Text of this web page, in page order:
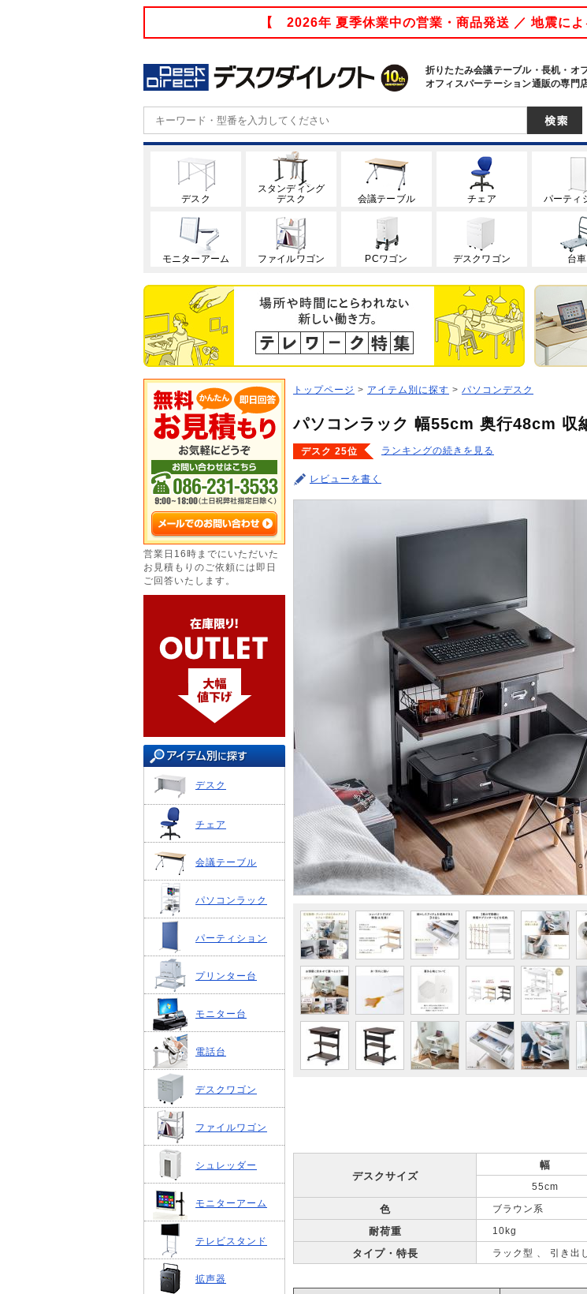
【 2026年 夏季休業中の営業・商品発送 ／ 地震に
折りたたみ会議テーブル・長机・オ
オフィスパーテーション通販の専門
デスク
スタンディング
デスク
会議テーブル チェア パーティ
モニターアーム ファイルワゴン PCワゴン デスクワゴン 台車
営業日16時までにいただいた
お見積もりのご依頼には即日
ご回答いたします。
デスク
チェア
会議テーブル
パソコンラック
パーティション
プリンター台
モニター台
電話台
デスクワゴン
ファイルワゴン
シュレッダー
モニターアーム
テレビスタンド
拡声器
トップページ > アイテム別に探す > パソコンデスク
パソコンラック 幅55cm 奥行48cm 収
デスク 25位 ランキングの続きを見る
レビューを書く
デスクサイズ
幅
55cm
色 ブラウン系
耐荷重 10kg
タイプ・特長 ラック型 、 引き出